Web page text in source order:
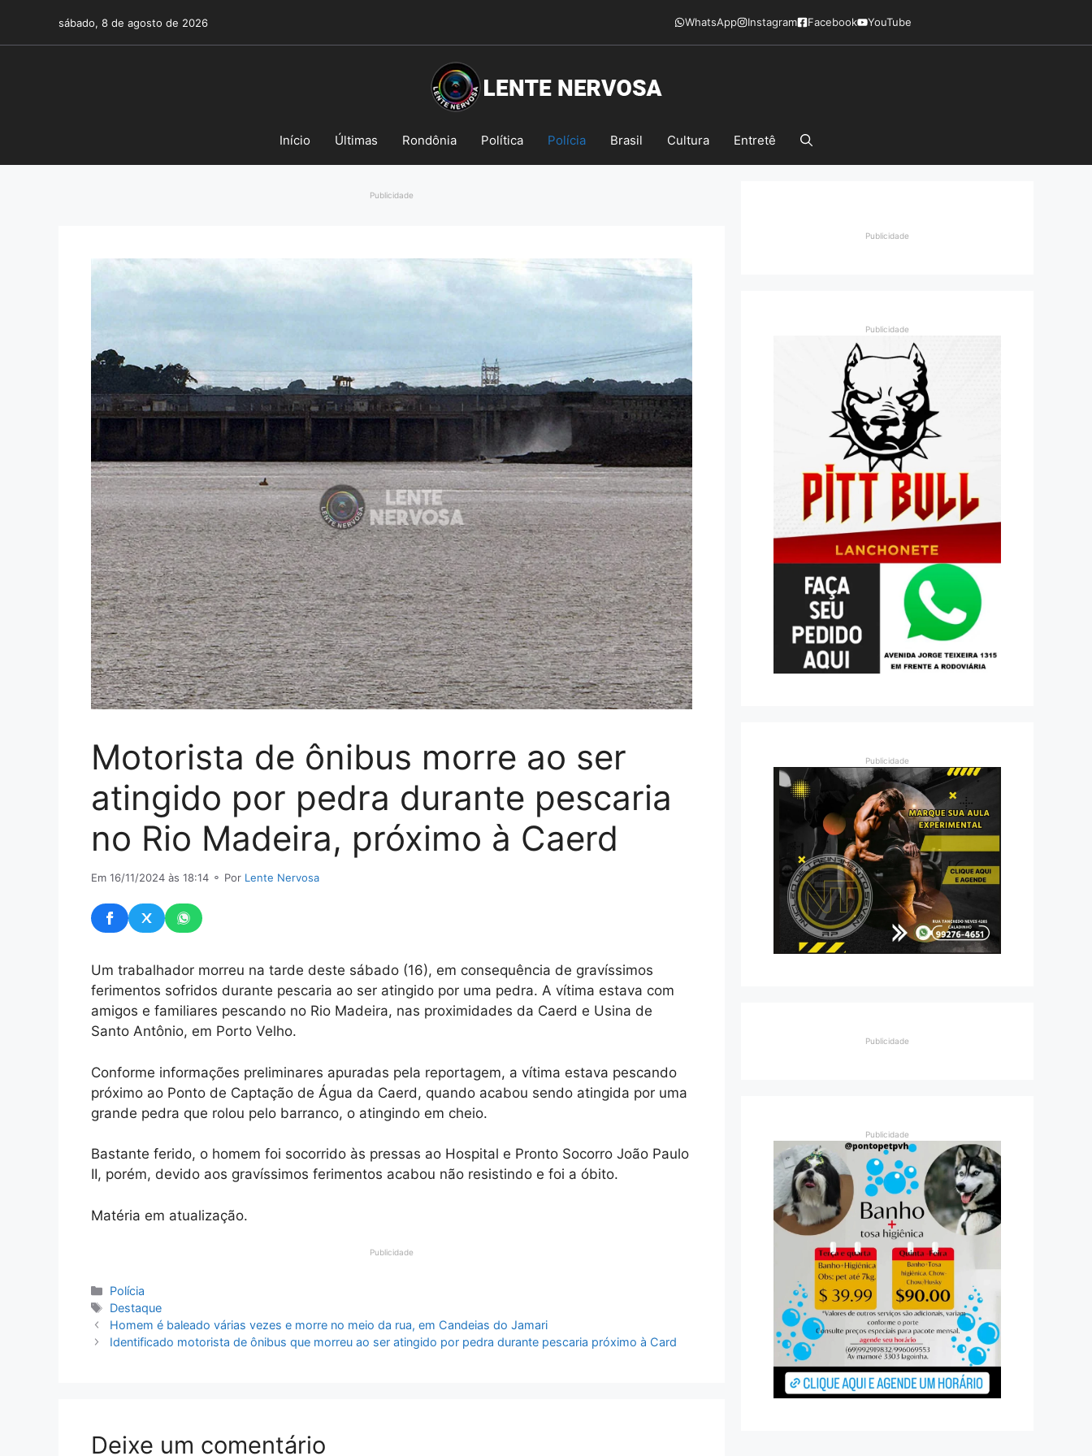
o
sábado, 8 de agosto de 2026 WhatsApp Instagram Facebook YouTube
Início Últimas Rondônia Política Polícia Brasil Cultura Entretê
Publicidade
Motorista de ônibus morre ao ser
atingido por pedra durante pescaria
no Rio Madeira, próximo à Caerd
Em 16/11/2024 às 18:14 ⚬ Por Lente Nervosa
Um trabalhador morreu na tarde deste sábado (16), em consequência de gravíssimos
ferimentos sofridos durante pescaria ao ser atingido por uma pedra. A vítima estava com
amigos e familiares pescando no Rio Madeira, nas proximidades da Caerd e Usina de
Santo Antônio, em Porto Velho.
Conforme informações preliminares apuradas pela reportagem, a vítima estava pescando
próximo ao Ponto de Captação de Água da Caerd, quando acabou sendo atingida por uma
grande pedra que rolou pelo barranco, o atingindo em cheio.
Bastante ferido, o homem foi socorrido às pressas ao Hospital e Pronto Socorro João Paulo
II, porém, devido aos gravíssimos ferimentos acabou não resistindo e foi a óbito.
Matéria em atualização.
Publicidade
Categorias
Polícia
Tags
Destaque
Homem é baleado várias vezes e morre no meio da rua, em Candeias do Jamari
Identificado motorista de ônibus que morreu ao ser atingido por pedra durante pescaria próximo à Card
Deixe um comentário
Publicidade
Publicidade
Publicidade
Publicidade
Publicidade